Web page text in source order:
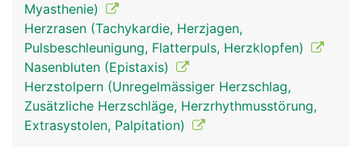
Myasthenie)
Herzrasen (Tachykardie, Herzjagen,
Pulsbeschleunigung, Flatterpuls, Herzklopfen)
Nasenbluten (Epistaxis)
Herzstolpern (Unregelmässiger Herzschlag,
Zusätzliche Herzschläge, Herzrhythmusstörung,
Extrasystolen, Palpitation)